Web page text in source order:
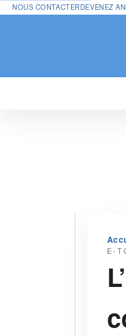
NOUS CONTACTERDEVENEZ
E-